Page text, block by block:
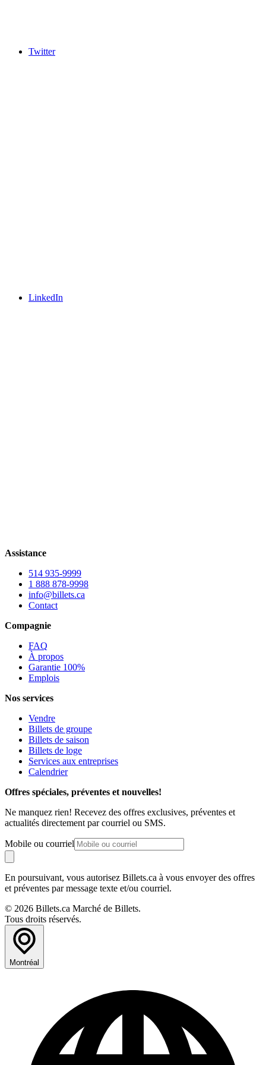
Twitter
LinkedIn
Assistance
514 935-9999
1 888 878-9998
info@billets.ca
Contact
Compagnie
FAQ
À propos
Garantie 100%
Emplois
Nos services
Vendre
Billets de groupe
Billets de saison
Billets de loge
Services aux entreprises
Calendrier
Offres spéciales, préventes et nouvelles!
Ne manquez rien! Recevez des offres exclusives, préventes et
actualités directement par courriel ou SMS.
Mobile ou courriel
En poursuivant, vous autorisez Billets.ca à vous envoyer des offres
et préventes par message texte et/ou courriel.
© 2026 Billets.ca Marché de Billets.
Tous droits réservés.
Montréal